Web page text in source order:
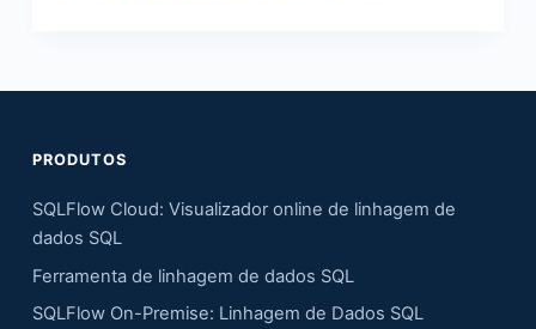
PRODUTOS
SQLFlow Cloud: Visualizador online de linhagem de
dados SQL
Ferramenta de linhagem de dados SQL
SQLFlow On-Premise: Linhagem de Dados SQL